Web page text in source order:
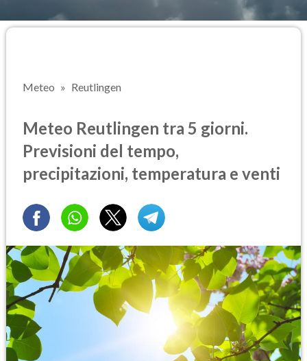
Meteo Reutlingen
Meteo Reutlingen tra 5 giorni.
Previsioni del tempo,
precipitazioni, temperatura e venti